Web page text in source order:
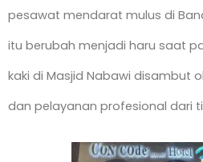
pesawat mendarat mulus di
itu berubah menjadi haru saat
kaki di Masjid Nabawi disambut
dan pelayanan profesional dari